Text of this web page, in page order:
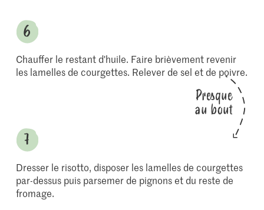
Chauffer le restant d'huile. Faire brièvement revenir
les lamelles de courgettes. Relever de sel et de poivre.
Presque
au bout
Dresser le risotto, disposer les lamelles de courgettes
par-dessus puis parsemer de pignons et du reste de
fromage.